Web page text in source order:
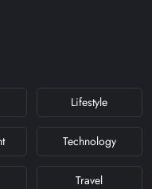
Lifestyle
Technology
Travel